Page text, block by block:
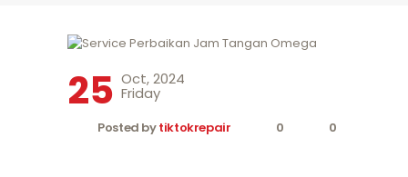
25 Oct, 2024
Friday
Posted bytiktokrepair 0 0